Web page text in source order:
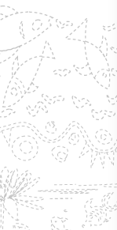
Skip
content